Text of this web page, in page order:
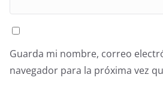
Guarda mi nombre, correo
navegador para la próxima vez